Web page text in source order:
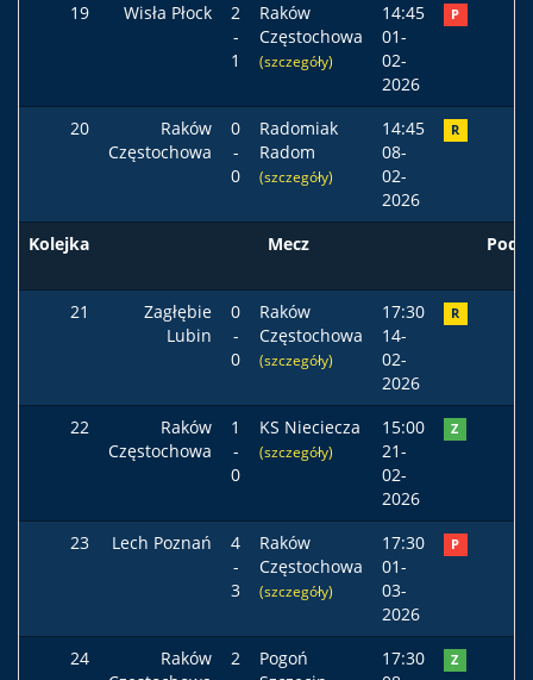
19 Wisła Płock
2
-
1
Raków
Częstochowa
(szczegóły)
14:45
01-
02-
2026
P
20
Raków
Częstochowa
0
-
0
Radomiak
Radom
(szczegóły)
14:45
08-
02-
2026
R
Kolejka Mecz Podst
21
Zagłębie
Lubin
0
-
0
Raków
Częstochowa
(szczegóły)
17:30
14-
02-
2026
R
22
Raków
Częstochowa
1
-
0
KS Nieciecza
(szczegóły)
15:00
21-
02-
2026
Z
23 Lech Poznań
4
-
3
Raków
Częstochowa
(szczegóły)
17:30
01-
03-
2026
P
24
Raków
2
Pogoń
17:30
Z